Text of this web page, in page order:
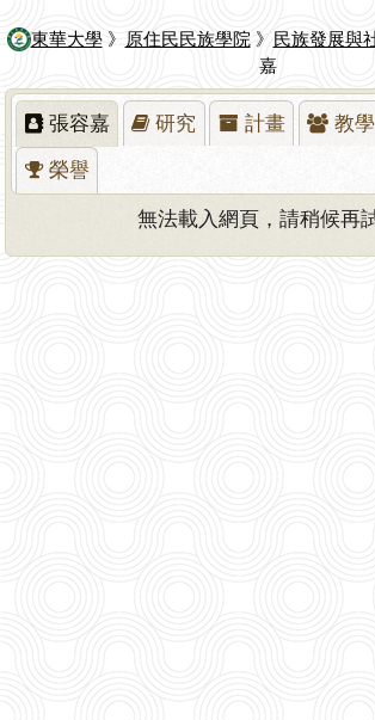
東華大學》 原住民民族學院》 民族發展與
嘉
張容嘉 研究 計畫 教學
榮譽
無法載入網頁，請稍候再